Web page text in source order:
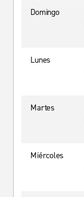
Domingo
Lunes
Martes
Miércoles